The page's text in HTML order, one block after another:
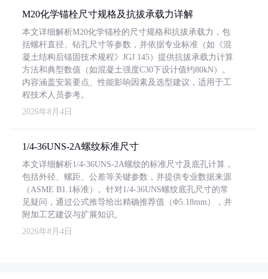
M20化学锚栓尺寸规格及抗拔承载力详解
本文详细解析M20化学锚栓的尺寸规格和抗拔承载力，包
括螺杆直径、钻孔尺寸等参数，并依据专业标准（如《混
凝土结构后锚固技术规程》JGJ 145）提供抗拔承载力计算
方法和典型数值（如混凝土强度C30下设计值约80kN）。
内容涵盖安装要点、性能影响因素及选型建议，适用于工
程技术人员参考。
2026年8月4日
1/4-36UNS-2A螺纹标准尺寸
本文详细解析1/4-36UNS-2A螺纹的标准尺寸及底孔计算，
包括外径、螺距、公差等关键参数，并提供专业数据来源
（ASME B1.1标准）。针对1/4-36UNS螺纹底孔尺寸的常
见疑问，通过公式推导给出精确推荐值（Φ5.18mm），并
附加工艺建议与扩展知识。
2026年8月4日